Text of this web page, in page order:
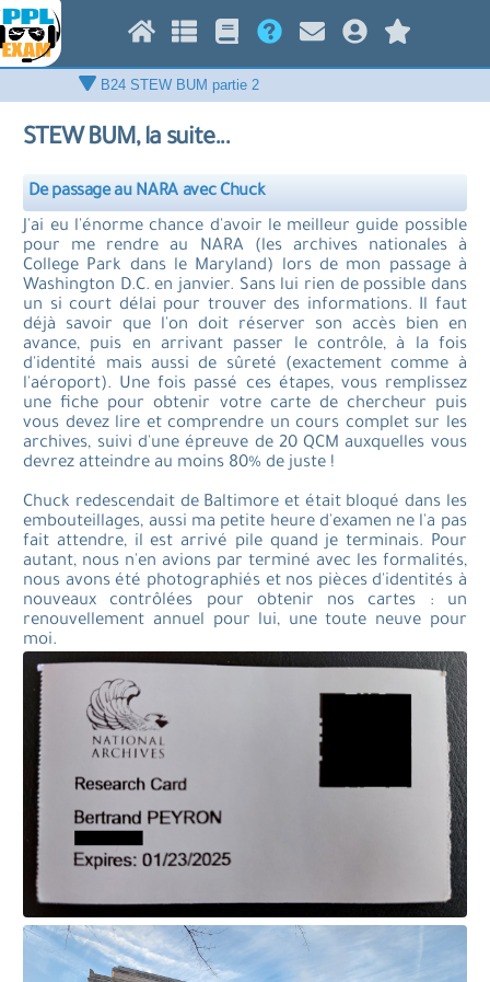
STEW BUM, la suite...
De passage au NARA avec Chuck
J'ai eu l'énorme chance d'avoir le meilleur guide possible
pour me rendre au NARA (les archives nationales à
College Park dans le Maryland) lors de mon passage à
Washington D.C. en janvier. Sans lui rien de possible dans
un si court délai pour trouver des informations. Il faut
déjà savoir que l'on doit réserver son accès bien en
avance, puis en arrivant passer le contrôle, à la fois
d'identité mais aussi de sûreté (exactement comme à
l'aéroport). Une fois passé ces étapes, vous remplissez
une fiche pour obtenir votre carte de chercheur puis
vous devez lire et comprendre un cours complet sur les
archives, suivi d'une épreuve de 20 QCM auxquelles vous
devrez atteindre au moins 80% de juste !
Chuck redescendait de Baltimore et était bloqué dans les
embouteillages, aussi ma petite heure d'examen ne l'a pas
fait attendre, il est arrivé pile quand je terminais. Pour
autant, nous n'en avions par terminé avec les formalités,
nous avons été photographiés et nos pièces d'identités à
nouveaux contrôlées pour obtenir nos cartes : un
renouvellement annuel pour lui, une toute neuve pour
moi.